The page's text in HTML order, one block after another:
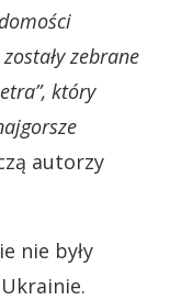
zebrane
który
autorzy
nie były